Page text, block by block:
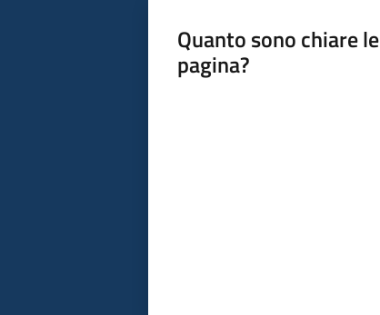
Quanto sono chiare
pagina?